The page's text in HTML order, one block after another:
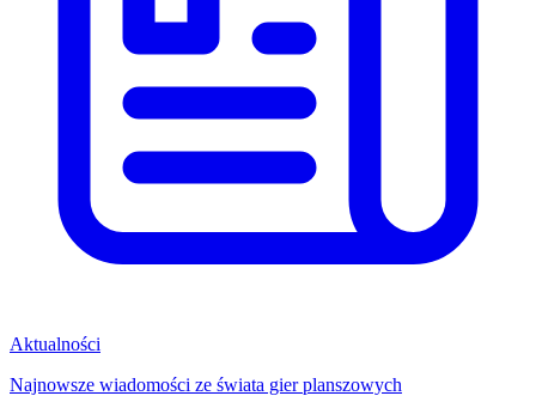
Aktualności
Najnowsze wiadomości ze świata gier planszowych